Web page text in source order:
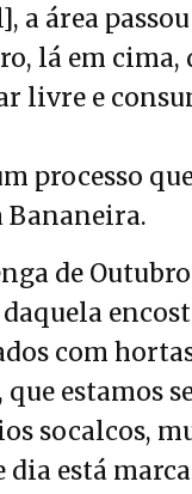
a área
lá em
livre e
processo
Bananeira.
de
com
estamos
socalcos,
dia está